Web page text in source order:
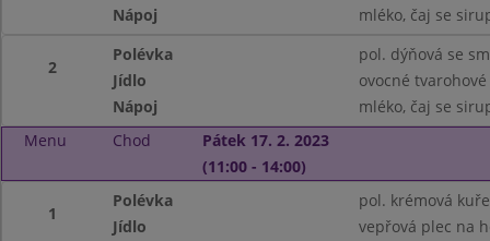
Nápoj
mléko, čaj se
2
Polévka
pol. dýňová se
Jídlo
ovocné
Nápoj
mléko, čaj se
Menu
Chod
Pátek 17. 2. 2023
(11:00 - 14:00)
1
Polévka
pol. krémová
Jídlo
vepřová plec na